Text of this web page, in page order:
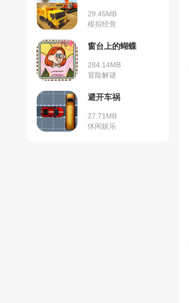
29.45MB
模拟经营
窗台上的蝴蝶
284.14MB
冒险解谜
避开车祸
27.71MB
休闲娱乐